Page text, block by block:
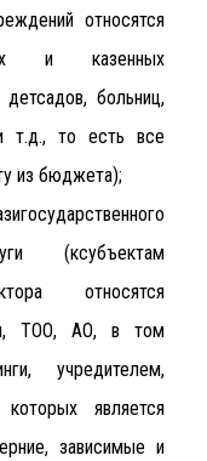
относятся
и казенных
больниц,
т.д., то есть все
из бюджета);
(ксубъектам
относятся
ТОО, АО, в том
учредителем,
является
зависимые и